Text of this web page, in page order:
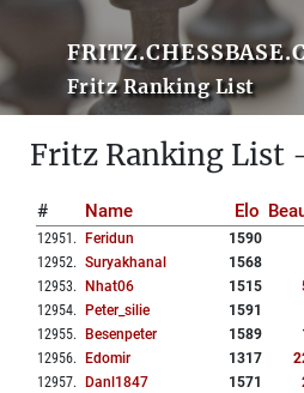
Fritz Ranking List
Fritz Ranking List
# Name Elo
12951 . Feridun 1590
12952. Suryakhanal 1568
12953. Nhat06 1515
12954. Peter_silie 1591
12955. Besenpeter 1589
12956. Edomir 1317
12957. Danl1847 1571